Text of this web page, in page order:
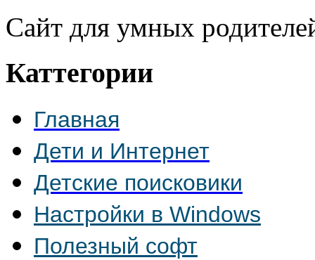
Сайт для умных
Каттегории
Главная
Дети и Интернет
Детские поисковики
Настройки в Windows
Полезный софт